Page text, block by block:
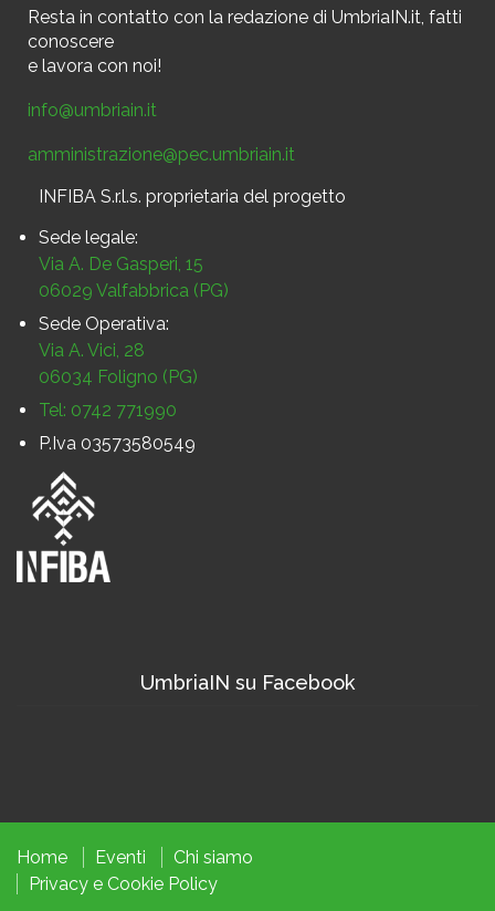
Resta in contatto con la redazione di UmbriaIN.it, fatti
conoscere
e lavora con noi!
info@umbriain.it
amministrazione@pec.umbriain.it
INFIBA S.r.l.s. proprietaria del progetto
Sede legale:
Via A. De Gasperi, 15
06029 Valfabbrica (PG)
Sede Operativa:
Via A. Vici, 28
06034 Foligno (PG)
Tel: 0742 771990
P.Iva 03573580549
UmbriaIN su Facebook
Home Eventi
Chi siamo
Privacy e Cookie Policy